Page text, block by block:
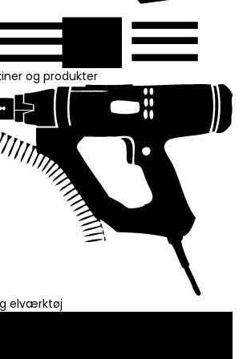
og produkter
elværktøj